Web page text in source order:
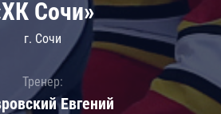
Сочи»
г. Сочи
Тренер:
Евгений